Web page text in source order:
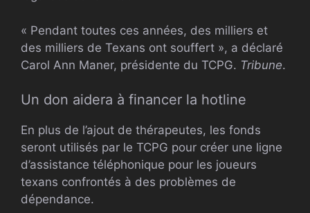
« Pendant toutes ces années, des milliers et
des milliers de Texans ont souffert », a déclaré
Carol Ann Maner, présidente du TCPG. Tribune.
Un don aidera à financer la hotline
En plus de l’ajout de thérapeutes, les fonds
seront utilisés par le TCPG pour créer une ligne
d’assistance téléphonique pour les joueurs
texans confrontés à des problèmes de
dépendance.